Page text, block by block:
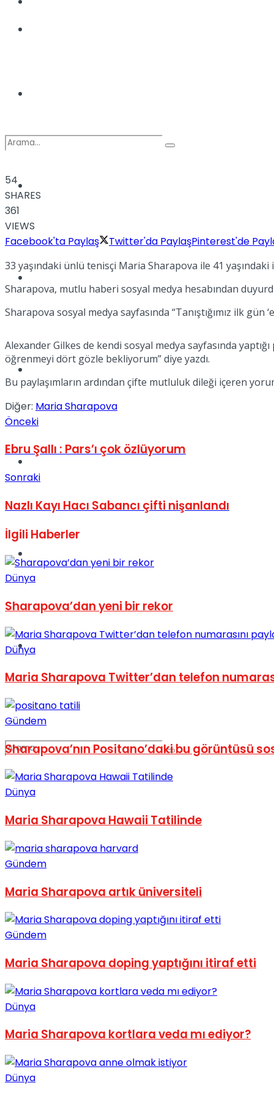
Sinema
Podcast
No Result
View All Result
No Result
View All Result
54
SHARES
361
VIEWS
Facebook'ta Paylaş
Twitter'da PaylaşPinterest'de
33 yaşındaki ünlü tenisçi Maria Sharapova ile 41 yaşındaki
Sharapova, mutlu haberi sosyal medya hesabından
Sharapova sosyal medya sayfasında “Tanıştığımız ilk gün
Alexander Gilkes de kendi sosyal medya sayfasında
öğrenmeyi dört gözle bekliyorum” diye yazdı.
Bu paylaşımların ardından çifte mutluluk dileği içeren
Diğer: Maria Sharapova
Önceki
Ebru Şallı : Pars’ı çok özlüyorum
Sonraki
Nazlı Kayı Hacı Sabancı çifti nişanlandı
İlgili Haberler
Dünya
Sharapova’dan yeni bir rekor
Dünya
Maria Sharapova Twitter’dan telefon
Gündem
Sharapova’nın Positano’daki bu görüntüsü
Dünya
Maria Sharapova Hawaii Tatilinde
Gündem
Maria Sharapova artık üniversiteli
Gündem
Maria Sharapova doping yaptığını itiraf etti
Dünya
Maria Sharapova kortlara veda mı ediyor?
Dünya